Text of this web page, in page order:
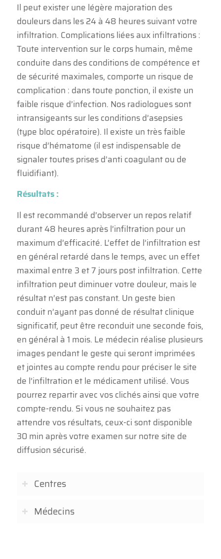
Il peut exister une légère majoration des
douleurs dans les 24 à 48 heures suivant votre
infiltration. Complications liées aux infiltrations :
Toute intervention sur le corps humain, même
conduite dans des conditions de compétence et
de sécurité maximales, comporte un risque de
complication : dans toute ponction, il existe un
faible risque d’infection. Nos radiologues sont
intransigeants sur les conditions d’asepsies
(type bloc opératoire). Il existe un très faible
risque d’hématome (il est indispensable de
signaler toutes prises d’anti coagulant ou de
fluidifiant).
Résultats :
Il est recommandé d’observer un repos relatif
durant 48 heures après l’infiltration pour un
maximum d’efficacité. L’effet de l’infiltration est
en général retardé dans le temps, avec un effet
maximal entre 3 et 7 jours post infiltration. Cette
infiltration peut diminuer votre douleur, mais le
résultat n’est pas constant. Un geste bien
conduit n’ayant pas donné de résultat clinique
significatif, peut être reconduit une seconde fois,
en général à 1 mois. Le médecin réalise plusieurs
images pendant le geste qui seront imprimées
et jointes au compte rendu pour préciser le site
de l’infiltration et le médicament utilisé. Vous
pourrez repartir avec vos clichés ainsi que votre
compte-rendu. Si vous ne souhaitez pas
attendre vos résultats, ceux-ci sont disponible
30 min après votre examen sur notre site de
diffusion sécurisé.
Centres
Médecins